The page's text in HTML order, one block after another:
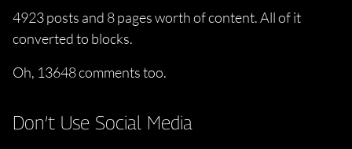
4923 posts and 8 pages worth of content. All of it
converted to blocks.
Oh, 13648 comments too.
Don’t Use Social Media